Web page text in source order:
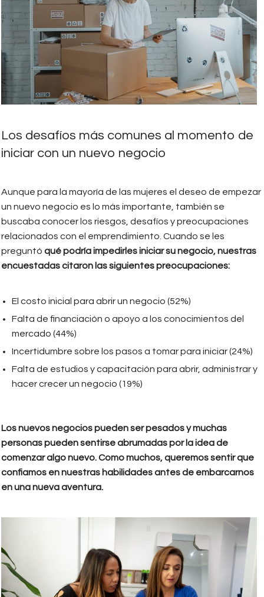
Los desafíos más comunes al momento de
iniciar con un nuevo negocio
Aunque para la mayoría de las mujeres el deseo de empezar
un nuevo negocio es lo más importante, también se
buscaba conocer los riesgos, desafíos y preocupaciones
relacionados con el emprendimiento. Cuando se les
preguntó qué podría impedirles iniciar su negocio, nuestras
encuestadas citaron las siguientes preocupaciones:
El costo inicial para abrir un negocio (52%)
Falta de financiación o apoyo a los conocimientos del
mercado (44%)
Incertidumbre sobre los pasos a tomar para iniciar (24%)
Falta de estudios y capacitación para abrir, administrar y
hacer crecer un negocio (19%)
Los nuevos negocios pueden ser pesados y muchas
personas pueden sentirse abrumadas por la idea de
comenzar algo nuevo. Como muchos, queremos sentir que
confiamos en nuestras habilidades antes de embarcarnos
en una nueva aventura.